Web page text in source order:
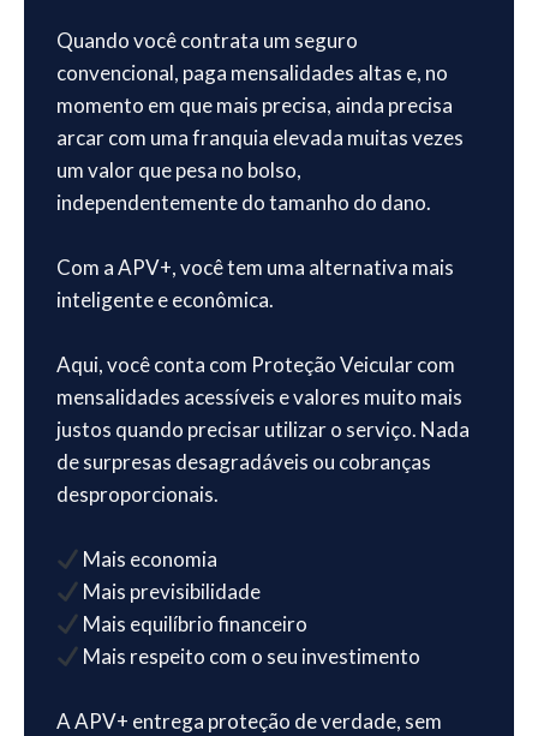
Quando você contrata um seguro
convencional, paga mensalidades altas e, no
momento em que mais precisa, ainda precisa
arcar com uma franquia elevada muitas vezes
um valor que pesa no bolso,
independentemente do tamanho do dano.
Com a APV+, você tem uma alternativa mais
inteligente e econômica.
Aqui, você conta com Proteção Veicular com
mensalidades acessíveis e valores muito mais
justos quando precisar utilizar o serviço. Nada
de surpresas desagradáveis ou cobranças
desproporcionais.
Mais economia
Mais previsibilidade
Mais equilíbrio financeiro
Mais respeito com o seu investimento
A APV+ entrega proteção de verdade, sem